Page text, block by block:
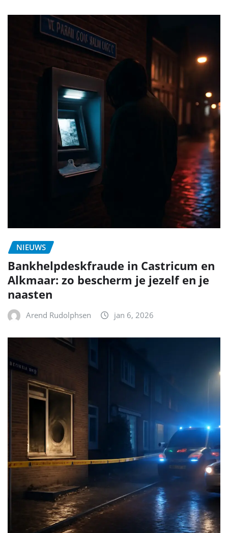
NIEUWS
Bankhelpdeskfraude in Castricum en
Alkmaar: zo bescherm je jezelf en je
naasten
Arend Rudolphsen jan 6, 2026